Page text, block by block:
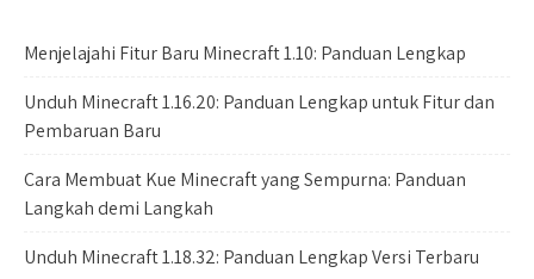
Menjelajahi Fitur Baru Minecraft 1.10: Panduan Lengkap
Unduh Minecraft 1.16.20: Panduan Lengkap untuk Fitur dan
Pembaruan Baru
Cara Membuat Kue Minecraft yang Sempurna: Panduan
Langkah demi Langkah
Unduh Minecraft 1.18.32: Panduan Lengkap Versi Terbaru